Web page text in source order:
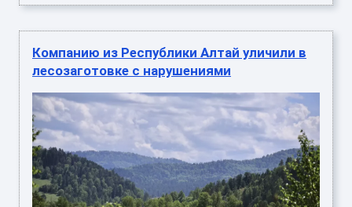
Компанию из Республики Алтай уличили в
лесозаготовке с нарушениями